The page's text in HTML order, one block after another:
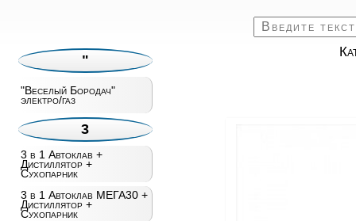
"
"Веселый Бородач"
электро/газ
3
3 в 1 Автоклав +
Дистиллятор +
Сухопарник
3 в 1 Автоклав МЕГА30 +
Дистиллятор +
Сухопарник